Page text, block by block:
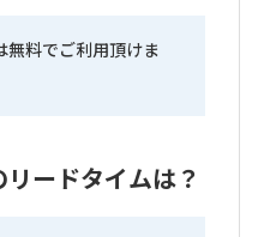
料でご利用頂けま
ードタイムは？